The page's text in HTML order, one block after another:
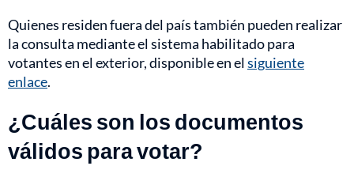
Quienes residen fuera del país también pueden realizar
la consulta mediante el sistema habilitado para
votantes en el exterior, disponible en elsiguiente
enlace.
¿Cuáles son los documentos
válidos para votar?